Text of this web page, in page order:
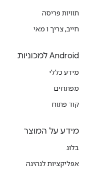
תוויות פריסה
חייב, צריך ו מאי
Android למכוניות
מידע כללי
מפתחים
קוד פתוח
מידע על המוצר
בלוג
אפליקציות לנהיגה